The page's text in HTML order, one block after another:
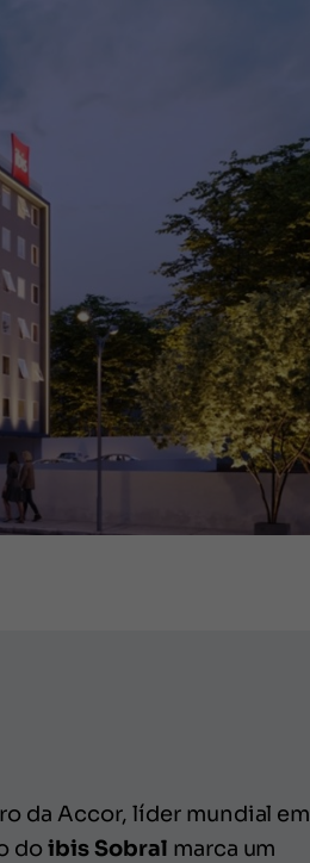
da Accor, líder mundial em
do ibis Sobral marca um